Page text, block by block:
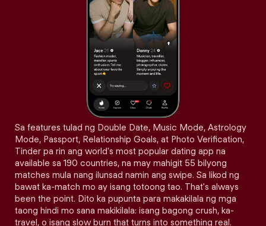
Sa features tulad ng Double Date, Music Mode, Astrology
Mode, Passport, Relationship Goals, at Photo Verification,
Tinder pa rin ang world's most popular dating app na
available sa 190 countries, na may mahigit 55 bilyong
matches mula nang ilunsad namin ang swipe. Sa likod ng
bawat ka-match mo ay isang totoong tao. That's always
been the point. Dito ka pupunta para makakilala ng mga
taong hindi mo sana makikilala: isang bagong crush, ka-
travel, o isang slow burn that turns into something real.